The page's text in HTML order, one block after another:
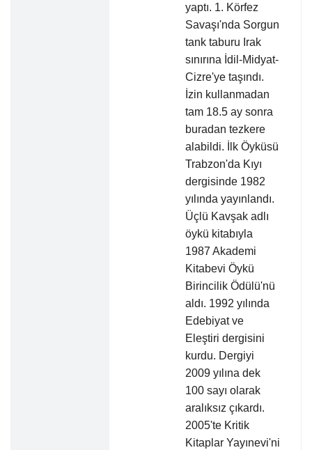
yaptı. 1. Körfez
Savaşı'nda Sorgun
tank taburu Irak
sınırına İdil-Midyat-
Cizre'ye taşındı.
İzin kullanmadan
tam 18.5 ay sonra
buradan tezkere
alabildi. İlk Öyküsü
Trabzon'da Kıyı
dergisinde 1982
yılında yayınlandı.
Üçlü Kavşak adlı
öykü kitabıyla
1987 Akademi
Kitabevi Öykü
Birincilik Ödülü'nü
aldı. 1992 yılında
Edebiyat ve
Eleştiri dergisini
kurdu. Dergiyi
2009 yılına dek
100 sayı olarak
aralıksız çıkardı.
2005'te Kritik
Kitaplar Yayınevi'ni